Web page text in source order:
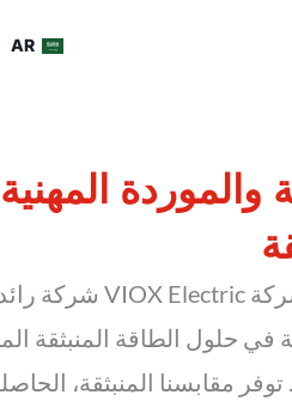
AR
المهنية
حلول الطاقة المنبثقة
مقابسنا المنبثقة،